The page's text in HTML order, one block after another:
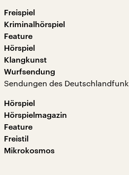
Freispiel
Kriminalhörspiel
Feature
Hörspiel
Klangkunst
Wurfsendung
Sendungen des Deutschlandfunk
Hörspiel
Hörspielmagazin
Feature
Freistil
Mikrokosmos